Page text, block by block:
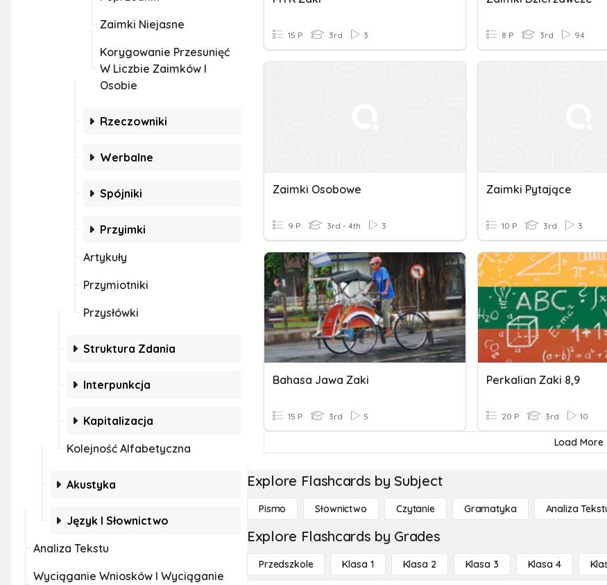
Zaimki Niejasne
Korygowanie Przesunięć
W Liczbie Zaimków I
Osobie
Rzeczowniki
Werbalne
Spójniki
Przyimki
Artykuły
Przymiotniki
Przysłówki
Struktura Zdania
Interpunkcja
Kapitalizacja
Kolejność Alfabetyczna
Akustyka
Język I Słownictwo
Analiza Tekstu
Wyciąganie Wniosków I Wyciąganie
15 P 3rd 3 8 P 3rd 94
Zaimki Osobowe
9 P 3rd - 4th 3
Zaimki Pytające
10 P 3rd 3
Bahasa Jawa Zaki
15 P 3rd 5
Perkalian Zaki 8,9
20 P 3rd 10
Load More
Explore Flashcards by Subject
Pismo Słownictwo Czytanie Gramatyka Analiza
Explore Flashcards by Grades
Przedszkole Klasa 1 Klasa 2 Klasa 3 Klasa 4